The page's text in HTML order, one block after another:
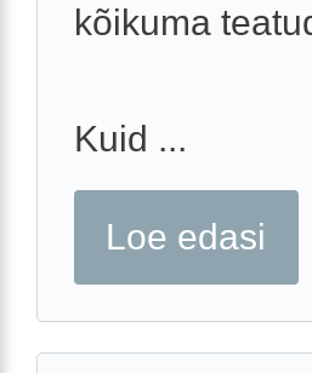
kõikuma
Kuid ...
Loe edasi